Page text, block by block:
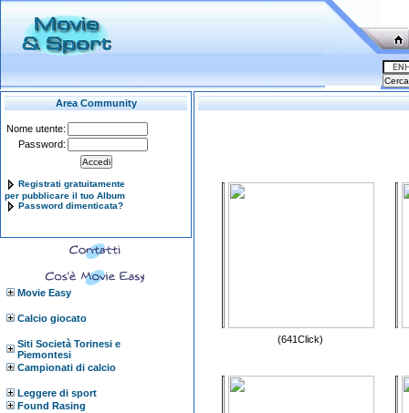
Area Community
Nome utente:
Password:
Registrati gratuitamente
per pubblicare il tuo Album
Password dimenticata?
Movie Easy
Calcio giocato
Siti Società Torinesi e
Piemontesi
Campionati di calcio
Leggere di sport
Found Rasing
(641Click)